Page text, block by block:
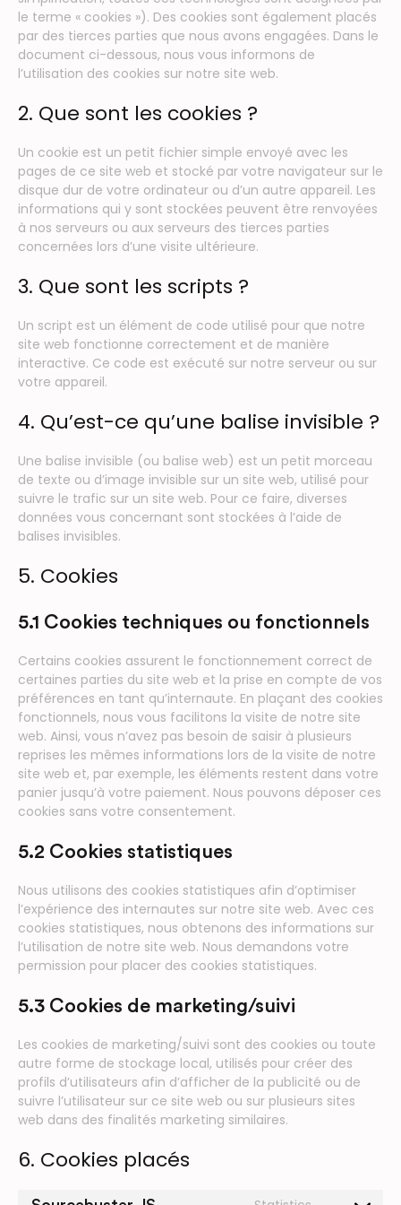
le terme « cookies »). Des cookies sont également placés
par des tierces parties que nous avons engagées. Dans le
document ci-dessous, nous vous informons de
l’utilisation des cookies sur notre site web.
2. Que sont les cookies ?
Un cookie est un petit fichier simple envoyé avec les
pages de ce site web et stocké par votre navigateur sur le
disque dur de votre ordinateur ou d’un autre appareil. Les
informations qui y sont stockées peuvent être renvoyées
à nos serveurs ou aux serveurs des tierces parties
concernées lors d’une visite ultérieure.
3. Que sont les scripts ?
Un script est un élément de code utilisé pour que notre
site web fonctionne correctement et de manière
interactive. Ce code est exécuté sur notre serveur ou sur
votre appareil.
4. Qu’est-ce qu’une balise invisible ?
Une balise invisible (ou balise web) est un petit morceau
de texte ou d’image invisible sur un site web, utilisé pour
suivre le trafic sur un site web. Pour ce faire, diverses
données vous concernant sont stockées à l’aide de
balises invisibles.
5. Cookies
5.1 Cookies techniques ou fonctionnels
Certains cookies assurent le fonctionnement correct de
certaines parties du site web et la prise en compte de vos
préférences en tant qu’internaute. En plaçant des cookies
fonctionnels, nous vous facilitons la visite de notre site
web. Ainsi, vous n’avez pas besoin de saisir à plusieurs
reprises les mêmes informations lors de la visite de notre
site web et, par exemple, les éléments restent dans votre
panier jusqu’à votre paiement. Nous pouvons déposer ces
cookies sans votre consentement.
5.2 Cookies statistiques
Nous utilisons des cookies statistiques afin d’optimiser
l’expérience des internautes sur notre site web. Avec ces
cookies statistiques, nous obtenons des informations sur
l’utilisation de notre site web. Nous demandons votre
permission pour placer des cookies statistiques.
5.3 Cookies de marketing/suivi
Les cookies de marketing/suivi sont des cookies ou toute
autre forme de stockage local, utilisés pour créer des
profils d’utilisateurs afin d’afficher de la publicité ou de
suivre l’utilisateur sur ce site web ou sur plusieurs sites
web dans des finalités marketing similaires.
6. Cookies placés